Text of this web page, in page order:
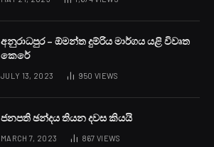
අනුරාධපුර – ඕමන්ත දුම්රිය මාර්ගය යළි විවෘත
කෙරේ
JULY 13, 2023 950 VIEWS
ජනපති ඡන්දය තියන දවස කියයි
MARCH 7, 2023 867 VIEWS